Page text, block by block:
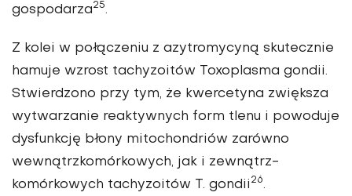
gospodarza25.
Z kolei w połączeniu z azytromycyną skutecznie
hamuje wzrost tachyzoitów Toxoplasma gondii.
Stwierdzono przy tym, że kwercetyna zwiększa
wytwarza­nie reaktywnych form tlenu i powoduje
dysfunkcję błony mitochondriów zarówno
wewnątrzkomórkowych, jak i zewnątrz­
komórkowych tachyzoitów T. gondii 26.